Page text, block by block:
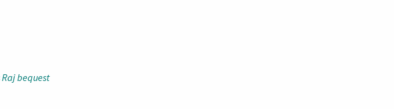
bequest